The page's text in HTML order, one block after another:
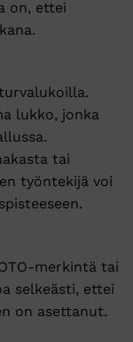
on, ettei
lukko, jonka
tai
työntekijä voi
merkintä tai
selkeästi, ettei
on asettanut.